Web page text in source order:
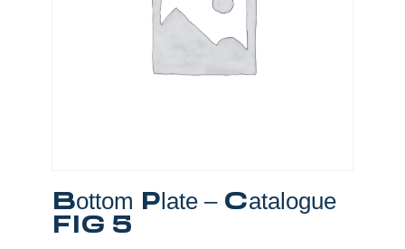
Bottom Plate – Catalogue
FIG 5